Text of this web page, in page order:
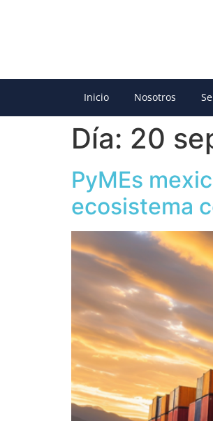
Inicio Nosotros
Día: 20
PyMEs
ecosistema